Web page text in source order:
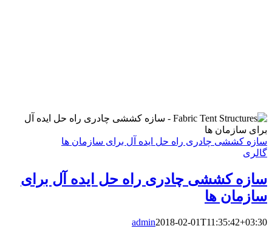
سازه کششی چادری راه حل ایده آل برای سازمان ها
گالری
سازه کششی چادری راه حل ایده آل برای
سازمان ها
admin2018-02-01T11:35:42+03:30